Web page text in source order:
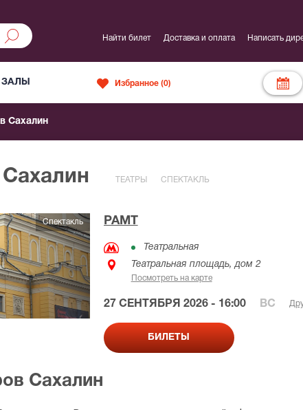
ЗАЛЫ
Найти билет Доставка и оплата Написать
Избранное (0)
Сахалин
ТЕАТРЫ СПЕКТАКЛЬ
Спектакль РАМТ
Театральная
Театральная площадь, дом 2
Посмотреть на карте
27 СЕНТЯБРЯ 2026 - 16:00 ВС
БИЛЕТЫ
Сахалин